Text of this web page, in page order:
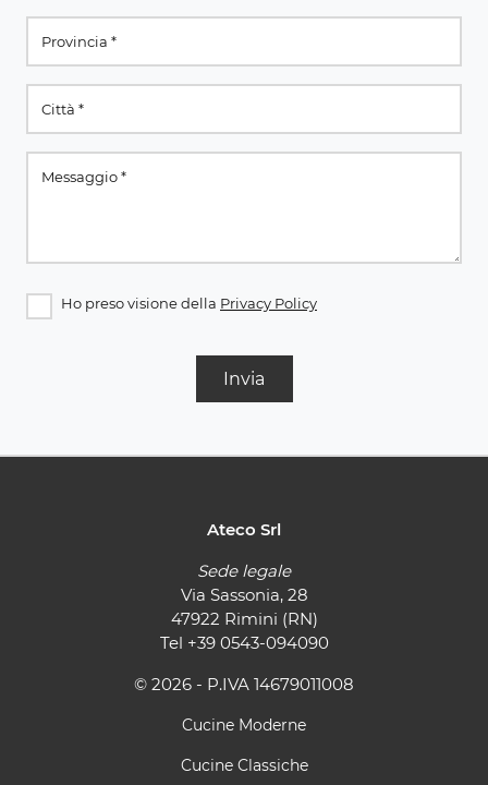
Ho preso visione della Privacy Policy
Invia
Ateco Srl
Sede legale
Via Sassonia, 28
47922 Rimini (RN)
Tel +39 0543-094090
© 2026 - P.IVA 14679011008
Cucine Moderne
Cucine Classiche